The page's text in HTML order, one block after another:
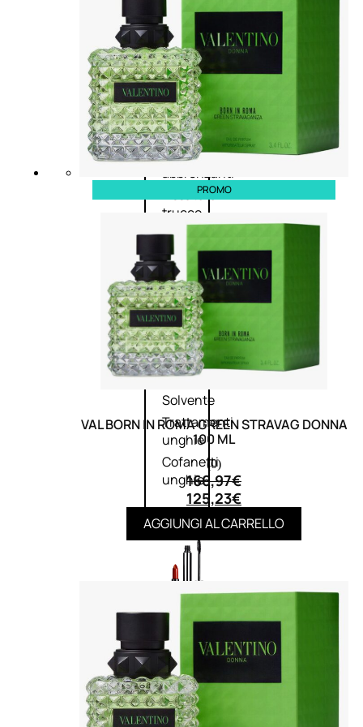
Primer
viso
Fondotinta
Cipria
Fard/Blush
Illuminante
viso
Terre
abbronzanti
Fissatore
trucco
Unghie
Smalto
Smalto
effetti
speciali
Solvente
Trattamenti
unghie
Cofanetti
unghie
TRATTAMENTI
Trattamento Viso Antieta
Trattamento Viso Giorno
Trattamento Viso Notte
Trattamento Viso 24 Ore
Trattamento Viso Bb E Cc
Cream
PROMO
VAL BORN IN ROMA GREEN STRAVAG DONNA
100 ML
(0)
166,97€
125,23€
AGGIUNGI AL CARRELLO